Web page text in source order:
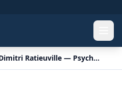
Dimitri Ratieuville — Psychologue à L'isle Adam